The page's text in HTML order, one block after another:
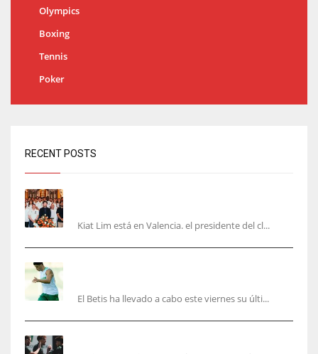
Olympics
Boxing
Tennis
Poker
RECENT POSTS
Kiat Lim está en Valencia. el presidente del cl...
El Betis ha llevado a cabo este viernes su últi...